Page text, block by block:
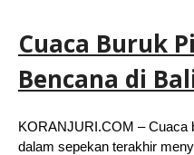
Cuaca Buruk
Bencana di
KORANJURI.COM – Cuaca
dalam sepekan terakhir